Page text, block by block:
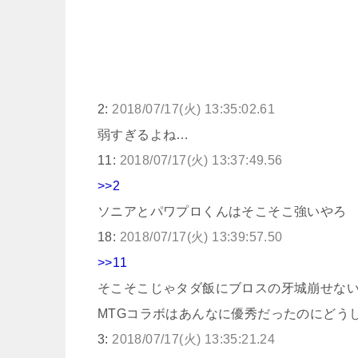
2: 2018/07/17(火) 13:35:02.61
弱すぎるよね…
11: 2018/07/17(火) 13:37:49.56
>>2
ソニアとパワプロくんはそこそこ強いやろ
18: 2018/07/17(火) 13:39:57.50
>>11
そこそこじゃタダ飯にブロスの牙城崩せな
MTGコラボはあんなに優秀だったのにどう
3: 2018/07/17(火) 13:35:21.24